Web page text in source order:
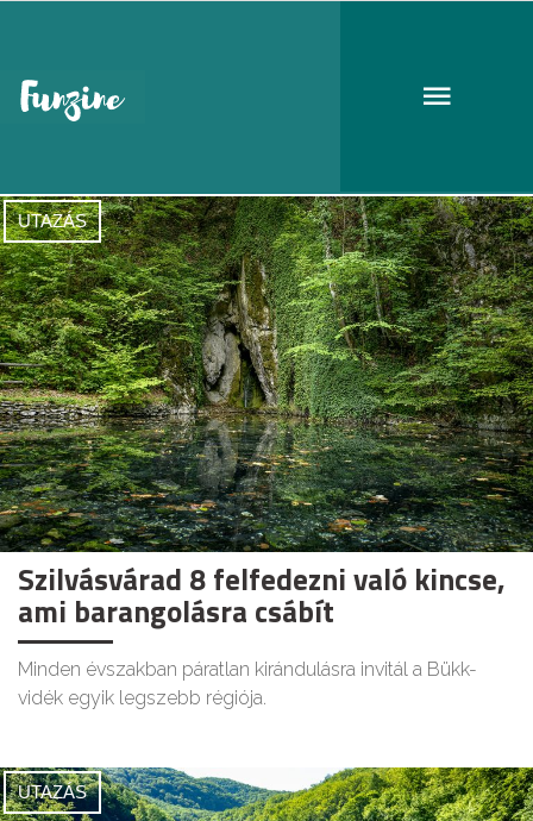
Szalajka-völgy
UTAZÁS
Szilvásvárad 8 felfedezni való kincse,
ami barangolásra csábít
Minden évszakban páratlan kirándulásra invitál a Bükk-
vidék egyik legszebb régiója.
UTAZÁS